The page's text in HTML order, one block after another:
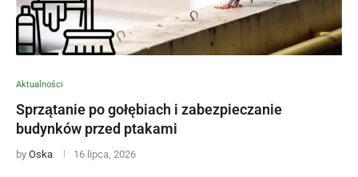
Aktualności
Sprzątanie po gołębiach i zabezpieczanie
budynków przed ptakami
by Oska 16 lipca, 2026